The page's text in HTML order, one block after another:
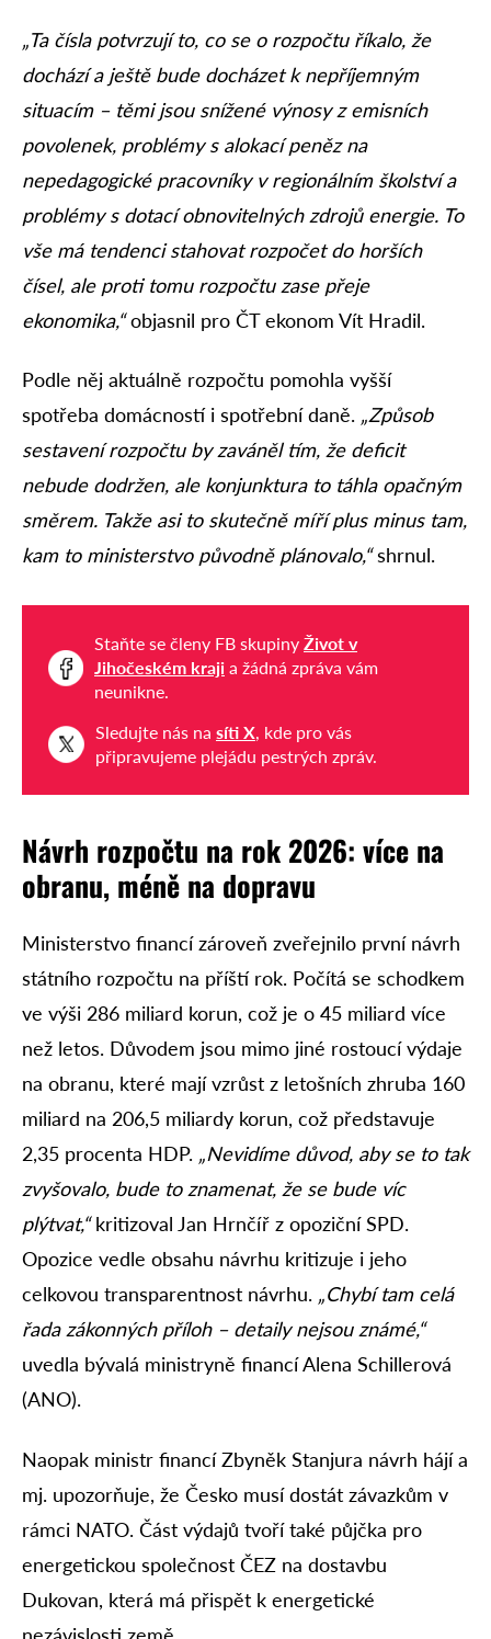
„Ta čísla potvrzují to, co se o rozpočtu říkalo, že
dochází a ještě bude docházet k nepříjemným
situacím – těmi jsou snížené výnosy z emisních
povolenek, problémy s alokací peněz na
nepedagogické pracovníky v regionálním školství a
problémy s dotací obnovitelných zdrojů energie. To
vše má tendenci stahovat rozpočet do horších
čísel, ale proti tomu rozpočtu zase přeje
ekonomika,“objasnil pro ČT ekonom Vít Hradil.
Podle něj aktuálně rozpočtu pomohla vyšší
spotřeba domácností i spotřební daně. „Způsob
sestavení rozpočtu by zaváněl tím, že deficit
nebude dodržen, ale konjunktura to táhla opačným
směrem. Takže asi to skutečně míří plus minus tam,
kam to ministerstvo původně plánovalo,“shrnul.
Staňte se členy FB skupiny Život v
Jihočeském kraji a žádná zpráva vám
neunikne.
Sledujte nás na síti X, kde pro vás
připravujeme plejádu pestrých zpráv.
Návrh rozpočtu na rok 2026: více na
obranu, méně na dopravu
Ministerstvo financí zároveň zveřejnilo první návrh
státního rozpočtu na příští rok. Počítá se schodkem
ve výši 286 miliard korun, což je o 45 miliard více
než letos. Důvodem jsou mimo jiné rostoucí výdaje
na obranu, které mají vzrůst z letošních zhruba 160
miliard na 206,5 miliardy korun, což představuje
2,35 procenta HDP. „Nevidíme důvod, aby se to tak
zvyšovalo, bude to znamenat, že se bude víc
plýtvat,“kritizoval Jan Hrnčíř z opoziční SPD.
Opozice vedle obsahu návrhu kritizuje i jeho
celkovou transparentnost návrhu. „Chybí tam celá
řada zákonných příloh – detaily nejsou známé,“
uvedla bývalá ministryně financí Alena Schillerová
(ANO).
Naopak ministr financí Zbyněk Stanjura návrh hájí a
mj. upozorňuje, že Česko musí dostát závazkům v
rámci NATO. Část výdajů tvoří také půjčka pro
energetickou společnost ČEZ na dostavbu
Dukovan, která má přispět k energetické